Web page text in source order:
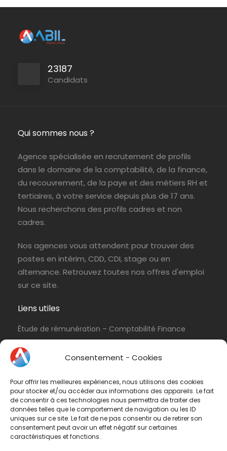
Consentement - Cookies
Pour offrir les meilleures expériences, nous utilisons des cookies
pour stocker et/ou accéder aux informations des appareils. Le fait
de consentir à ces technologies nous permettra de traiter des
données telles que le comportement de navigation ou les ID
uniques sur ce site. Le fait de ne pas consentir ou de retirer son
consentement peut avoir un effet négatif sur certaines
caractéristiques et fonctions.
23187
Candidats
Qui sommes nous ?
Agence spécialisée en recrutement de profils
dans le domaine de la comptabilité, de la finance,
du recouvrement, de la paye et des métiers RH et
tertiaires, à votre service depuis plus de 17 ans.
Nous recherchons des profils cadres et non
cadres.
Nos agences vous attendent pour trouver des
postes en intérim, CDD, CDI, stage ou en
alternance. Retrouvez toutes nos offres d'emploi
sur ce site.
Liens utiles
Étude de rémunération – Comptabilité Finance
Conditions d’utilisation & Politique de
confidentialité
Conditions générales de vente
Contactez-nous
Vous avez une question ? N'hésitez pas à nous